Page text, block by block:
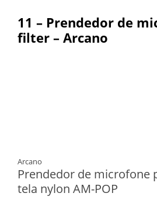
11 – Prendedor de
filter – Arcano
Arcano
Prendedor de microfone
tela nylon AM-POP